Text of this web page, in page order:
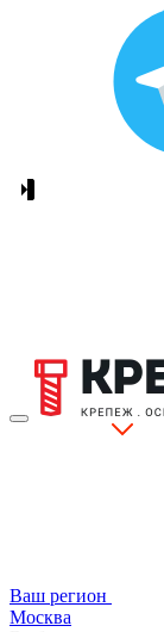
Ваш регион
Москва